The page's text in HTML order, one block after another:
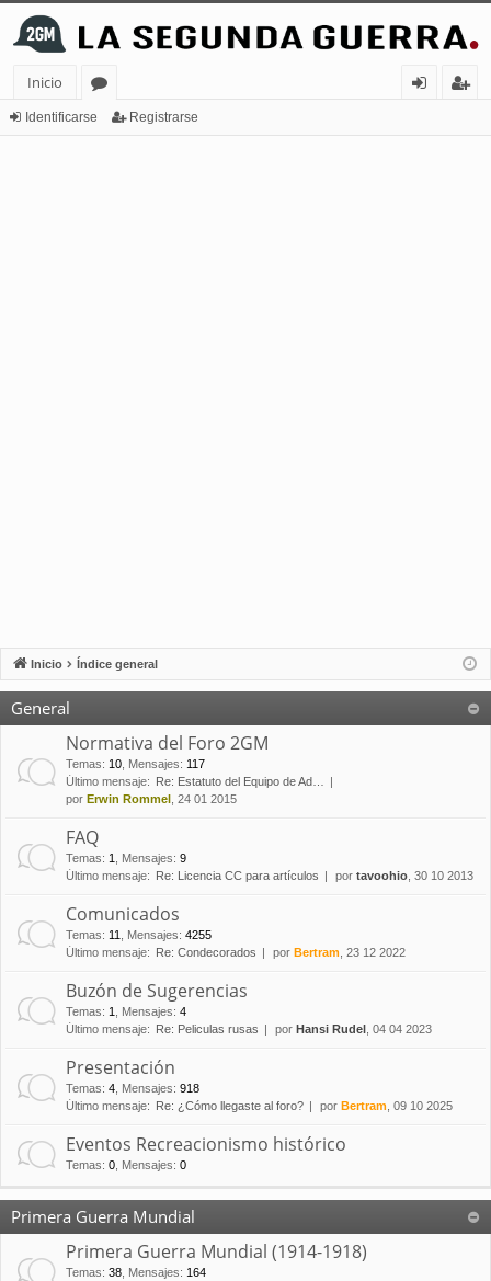
Inicio
or
Identificarse Registrarse
Inicio Índice general
General
Normativa del Foro 2GM
Temas: 10 Mensajes: 117
Último mensaje:
Re: Estatuto del Equipo de Ad…
por Erwin Rommel , 24 01 2015
FAQ
Temas: 1 Mensajes: 9
Último mensaje:
Re: Licencia CC para artículos por tavoohio , 30 10 2013
Comunicados
Temas: 11 Mensajes: 4255
Último mensaje:
Re: Condecorados por Bertram , 23 12 2022
Buzón de Sugerencias
Temas: 1 Mensajes: 4
Último mensaje:
Re: Peliculas rusas por Hansi Rudel , 04 04 2023
Presentación
Temas: 4 Mensajes: 918
Último mensaje:
Re: ¿Cómo llegaste al foro? por Bertram , 09 10 2025
Eventos Recreacionismo histórico
Temas: 0 Mensajes: 0
Primera Guerra Mundial
Primera Guerra Mundial (1914-1918)
Temas: 38 Mensajes: 164